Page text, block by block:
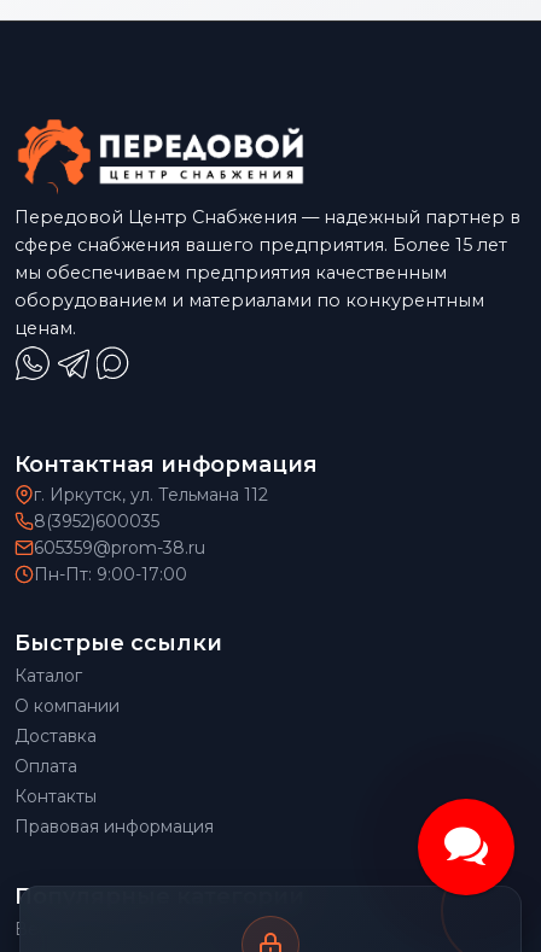
Передовой Центр Снабжения — надежный партнер в
сфере снабжения вашего предприятия. Более 15 лет
мы обеспечиваем предприятия качественным
оборудованием и материалами по конкурентным
ценам.
Контактная информация
г. Иркутск, ул. Тельмана 112
8(3952)600035
605359@prom-38.ru
Пн-Пт: 9:00-17:00
Быстрые ссылки
Каталог
О компании
Доставка
Оплата
Контакты
Правовая информация
Популярные категории
Весовое оборудование